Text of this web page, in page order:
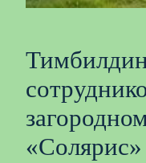
«Солярис»